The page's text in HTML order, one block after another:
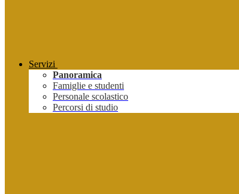
Servizi
Panoramica
Famiglie e studenti
Personale scolastico
Percorsi di studio